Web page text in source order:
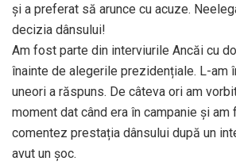
și a preferat să arunce cu acuze.
decizia dânsului!
Am fost parte din interviurile Ancăi cu
înainte de alegerile prezidențiale. L-am
uneori a răspuns. De câteva ori am
moment dat când era în campanie și
comentez prestația dânsului după un
avut un șoc.